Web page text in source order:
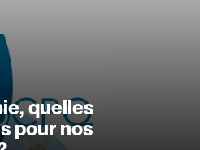
quelles
pour nos